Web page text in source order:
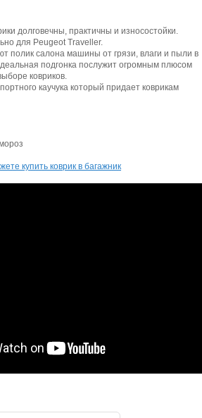
долговечны, практичны и износостойки.
для Peugeot Traveller.
полик салона машины от грязи, влаги и пыли в
подгонка послужит огромным плюсом
ковриков.
каучука который придает коврикам
купить коврик в багажник